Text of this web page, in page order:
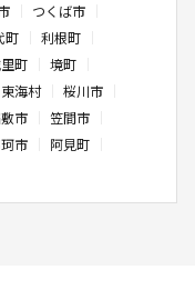
つくば市
町
利根町
町
境町
東海村
桜川市
市
笠間市
市
阿見町